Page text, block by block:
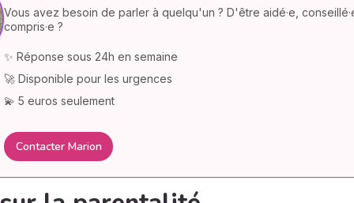
performance au travail, les
à la parentalité bienveillante
d’une vie de couple à
les femmes jonglent,
culpabilisent souvent,
parfois.
Vous avez besoin de parler à quelqu'un ? D'être aidé·e,
compris·e ?
✨ Réponse sous 24h en semaine
🚀 Disponible pour les urgences
💫 5 euros seulement
Contacter Marion